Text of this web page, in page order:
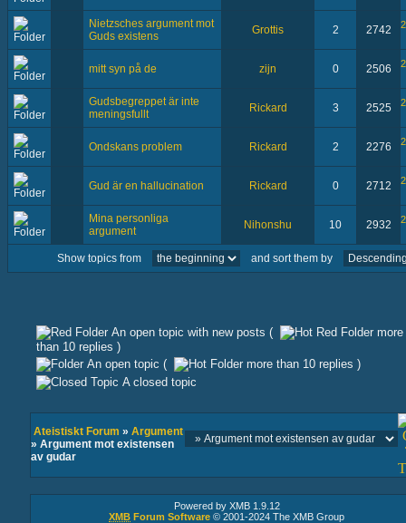
Nietzsches argument mot
Guds existens
Grottis 2 2742
mitt syn på de zijn 0 2506
Gudsbegreppet är inte
meningsfullt
Rickard 3 2525
Ondskans problem Rickard 2 2276
Gud är en hallucination Rickard 0 2712
Mina personliga
argument
Nihonshu 10 2932
Show topics from and sort them by
An open topic with new posts (
more
than 10 replies )
An open topic (
more than 10 replies )
A closed topic
Ateistiskt Forum » Argument
» Argument mot existensen
av gudar
Powered by XMB 1.9.12
XMB Forum Software © 2001-2024 The XMB Group